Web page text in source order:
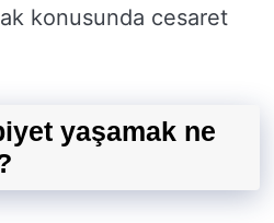
konusunda cesaret
yaşamak ne